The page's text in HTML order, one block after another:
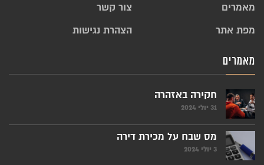
מאמרים
צור קשר
מפת אתר
הצהרת נגישות
מאמרים
חקירה באזהרה
31 יולי 2024
מס שבח על מכירת דירה
3 יולי 2024